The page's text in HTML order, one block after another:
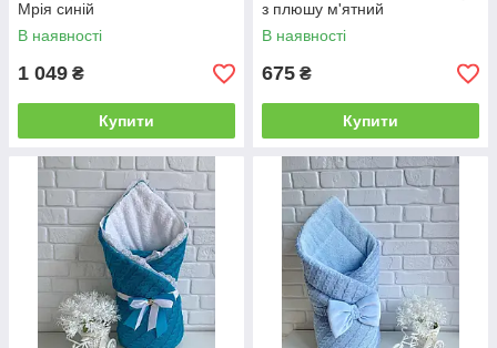
Мрія синій
В наявності
1 049 ₴
Купити
з плюшу м'ятний
В наявності
675 ₴
Купити